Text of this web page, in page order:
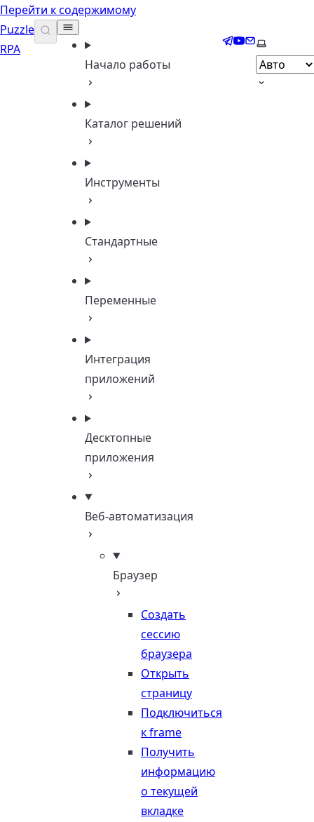
Перейти к содержимому
Puzzle
RPA
Начало работы
Каталог решений
Инструменты
Стандартные
Переменные
Интеграция
приложений
Десктопные
приложения
Веб-автоматизация
Браузер
Создать
сессию
браузера
Открыть
страницу
Подключиться
к frame
Получить
информацию
о текущей
вкладке
Telegram
YouTube
EmailВыберите